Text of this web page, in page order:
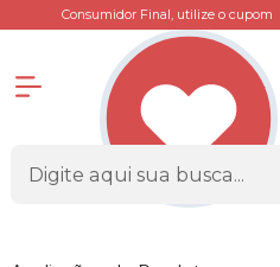
Consumidor Final, utilize o cupom